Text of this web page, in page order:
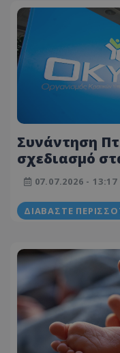
Συνάντηση
σχεδιασμό
νοσηλευτήρια
07.07.2026 - 13:17
ΔΙΑΒΆΣΤΕ